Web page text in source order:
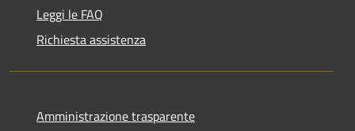
Leggi le FAQ
Richiesta assistenza
Amministrazione trasparente